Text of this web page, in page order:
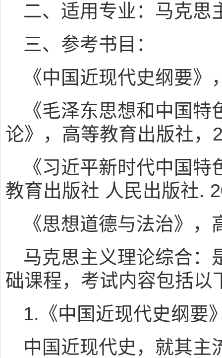
二、适用专业：马克思
三、参考书目：
《中国近现代史纲要
《毛泽东思想和中国
论》，高等教育出版社，
《习近平新时代中国
教育出版社 人民出版社.
《思想道德与法治》
马克思主义理论综合：
础课程，考试内容包括以
1.《中国近现代史纲要
中国近现代史，就其主